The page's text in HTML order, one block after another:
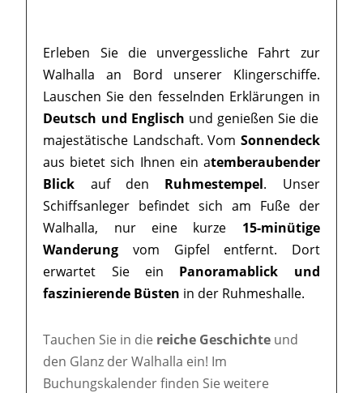
Erleben Sie die unvergessliche Fahrt zur
Walhalla an Bord unserer Klingerschiffe.
Lauschen Sie den fesselnden Erklärungen in
Deutsch und Englisch und genießen Sie die
majestätische Landschaft. Vom Sonnendeck
aus bietet sich Ihnen ein atemberaubender
Blick auf den Ruhmestempel. Unser
Schiffsanleger befindet sich am Fuße der
Walhalla, nur eine kurze 15-minütige
Wanderung vom Gipfel entfernt. Dort
erwartet Sie ein Panoramablick und
faszinierende Büsten in der Ruhmeshalle.
Tauchen Sie in die reiche Geschichte und
den Glanz der Walhalla ein! Im
Buchungskalender finden Sie weitere